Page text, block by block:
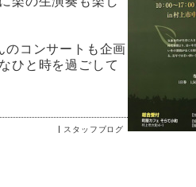
のコンサートも企画
ひと時を過ごして
スタッフブログ